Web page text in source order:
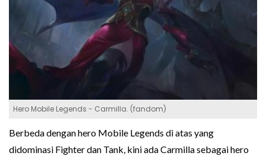
Hero Mobile Legends - Carmilla. (fandom)
Berbeda dengan hero Mobile Legends di atas yang
didominasi Fighter dan Tank, kini ada Carmilla sebagai hero